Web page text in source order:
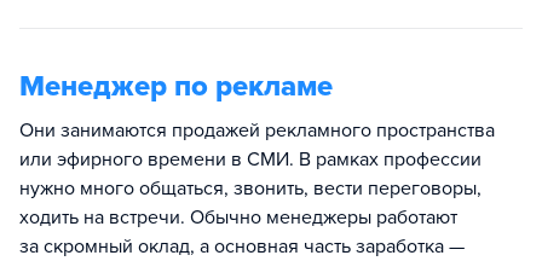
Менеджер по рекламе
Они занимаются продажей рекламного пространства
или эфирного времени в СМИ. В рамках профессии
нужно много общаться, звонить, вести переговоры,
ходить на встречи. Обычно менеджеры работают
за скромный оклад, а основная часть заработка —